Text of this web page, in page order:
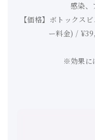
感染、
【価格】ボトックス
ー料金) /
※効果に